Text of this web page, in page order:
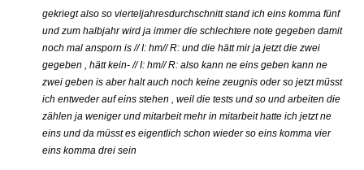
gekriegt also so vierteljahresdurchschnitt stand ich eins komma fünf
und zum halbjahr wird ja immer die schlechtere note gegeben damit
noch mal ansporn is // I: hm// R: und die hätt mir ja jetzt die zwei
gegeben , hätt kein- // I: hm// R: also kann ne eins geben kann ne
zwei geben is aber halt auch noch keine zeugnis oder so jetzt müsst
ich entweder auf eins stehen , weil die tests und so und arbeiten die
zählen ja weniger und mitarbeit mehr in mitarbeit hatte ich jetzt ne
eins und da müsst es eigentlich schon wieder so eins komma vier
eins komma drei sein